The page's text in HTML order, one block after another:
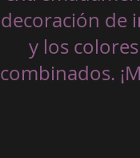
decoración de
y los
combinados.